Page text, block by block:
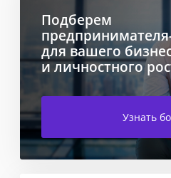
Подберем
для вашего
и личностного
Узнать